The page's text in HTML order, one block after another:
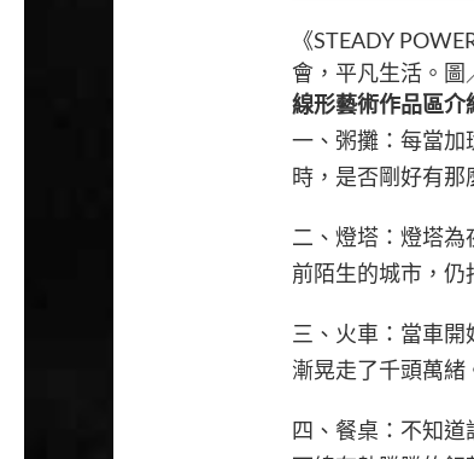
《STEADY
會，平凡生活。圖
線形藝術作品區介
一、粥攤：每當加
時，是否剛好有那
二、燈塔：燈塔為
前陌生的城市，仍
三、火車：當車開
漸晃走了千頭萬緒
四、餐桌：不知